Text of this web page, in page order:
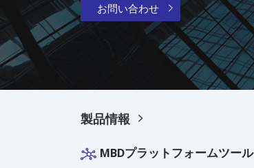
お問い合わせ
製品情報
MBDプラットフォームツール